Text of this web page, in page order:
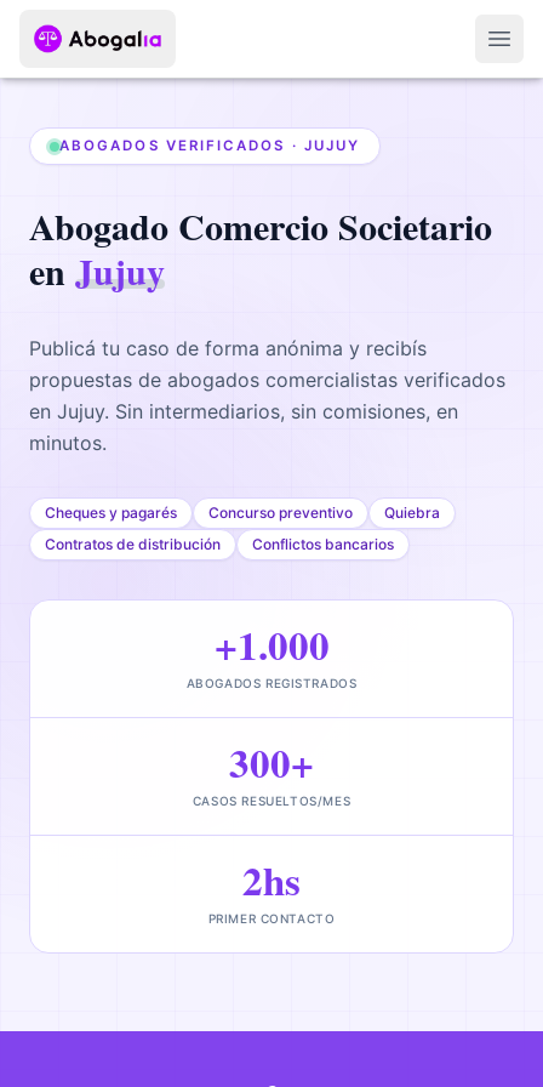
ABOGADOS VERIFICADOS · JUJUY
Abogado Comercio Societario
enJujuy
Publicá tu caso de forma anónima y recibís
propuestas de abogados comercialistas verificados
en Jujuy. Sin intermediarios, sin comisiones, en
minutos.
Cheques y pagarés Concurso preventivo
Quiebra
Contratos de distribución
Conflictos bancarios
+1.000
ABOGADOS REGISTRADOS
300+
CASOS RESUELTOS/MES
2hs
PRIMER CONTACTO